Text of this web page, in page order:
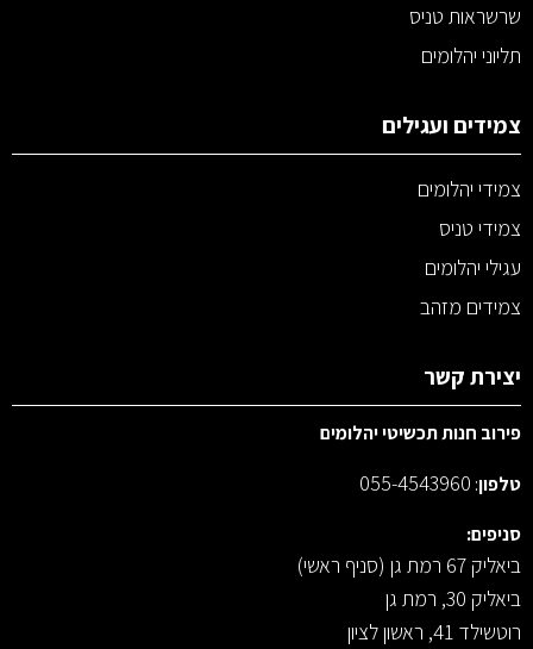
שרשראות טניס
תליוני יהלומים
צמידים ועגילים
צמידי יהלומים
צמידי טניס
עגילי יהלומים
צמידים מזהב
יצירת קשר
פירוב חנות תכשיטי יהלומים
טלפון:
055-4543960
סניפים:
ביאליק 67 רמת גן (סניף ראשי)
ביאליק 30, רמת גן
רוטשילד 41, ראשון לציון